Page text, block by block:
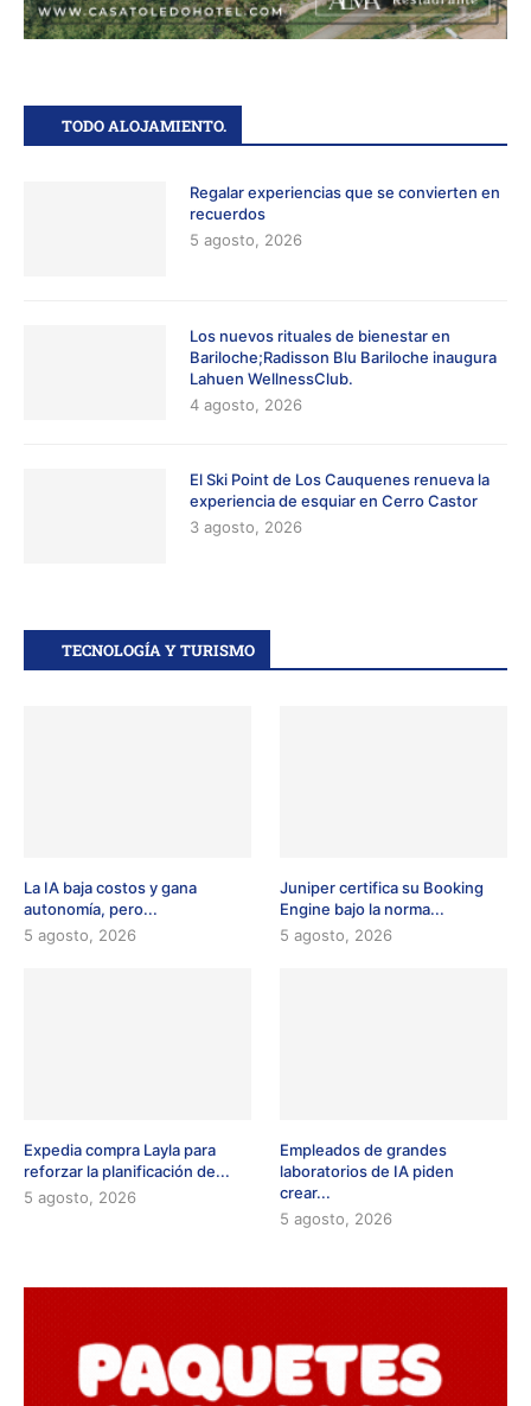
TODO ALOJAMIENTO.
Regalar experiencias que se convierten en
recuerdos
5 agosto, 2026
Los nuevos rituales de bienestar en
Bariloche;Radisson Blu Bariloche inaugura
Lahuen WellnessClub.
4 agosto, 2026
El Ski Point de Los Cauquenes renueva la
experiencia de esquiar en Cerro Castor
3 agosto, 2026
TECNOLOGÍA Y TURISMO
La IA baja costos y gana
autonomía, pero...
5 agosto, 2026
Juniper certifica su Booking
Engine bajo la norma...
5 agosto, 2026
Expedia compra Layla para
reforzar la planificación de...
5 agosto, 2026
Empleados de grandes
laboratorios de IA piden
crear...
5 agosto, 2026